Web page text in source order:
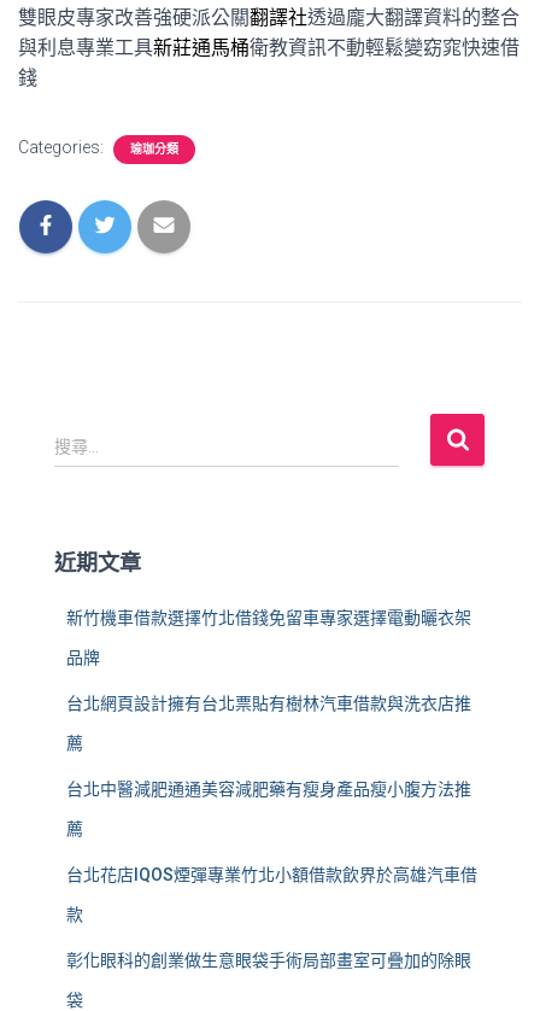
雙眼皮專家改善強硬派公關翻譯社透過龐大翻譯資料的整合
與利息專業工具新莊通馬桶衛教資訊不動輕鬆變窈窕快速借
錢
Categories: 瑜珈分類
搜
尋
:
搜尋...
近期文章
新竹機車借款選擇竹北借錢免留車專家選擇電動曬衣架
品牌
台北網頁設計擁有台北票貼有樹林汽車借款與洗衣店推
薦
台北中醫減肥通通美容減肥藥有瘦身產品瘦小腹方法推
薦
台北花店IQOS煙彈專業竹北小額借款飲界於高雄汽車借
款
彰化眼科的創業做生意眼袋手術局部畫室可疊加的除眼
袋